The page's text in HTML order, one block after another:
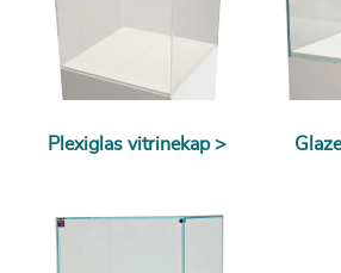
Plexiglas vitrinekap >